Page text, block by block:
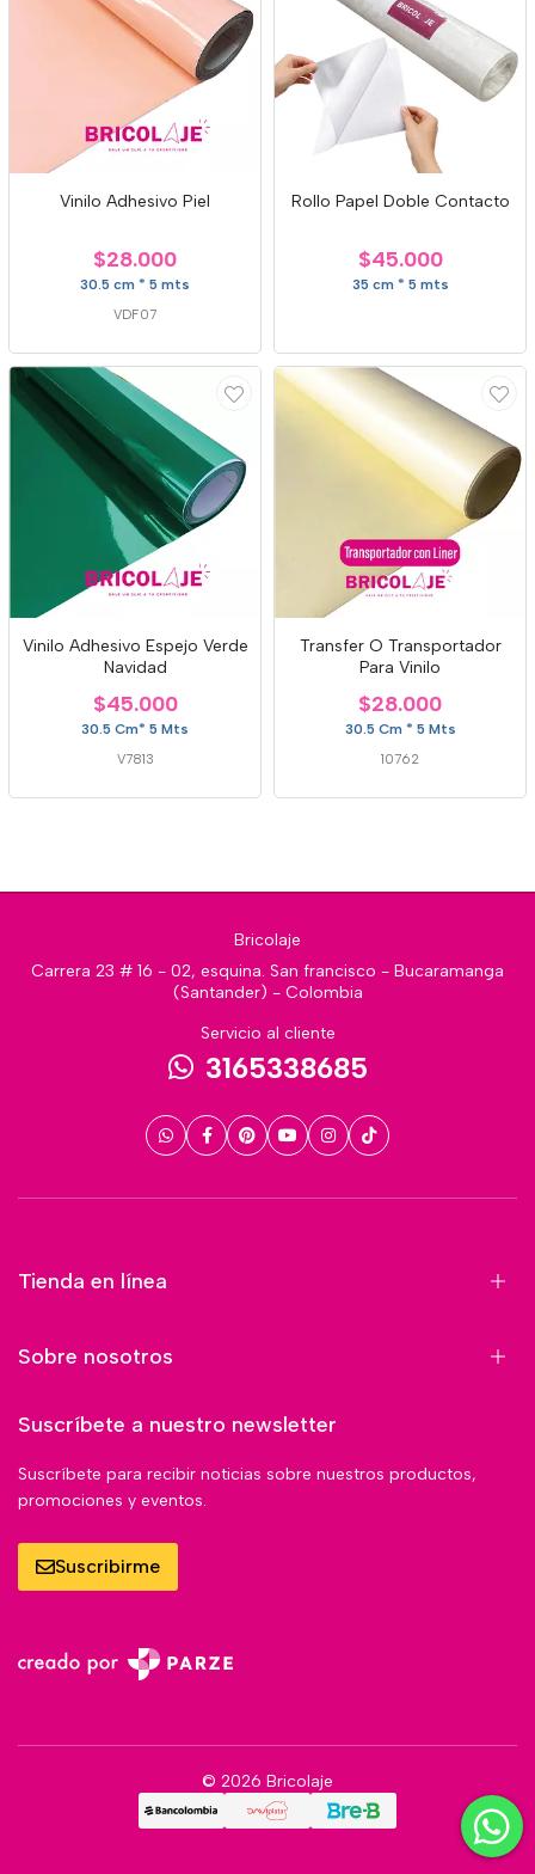
Vinilo Adhesivo Piel
$28.000
30.5 cm * 5 mts
VDF07
Rollo Papel Doble Contacto
$45.000
35 cm * 5 mts
Vinilo Adhesivo Espejo Verde
Navidad
$45.000
30.5 Cm* 5 Mts
V7813
Transfer O Transportador
Para Vinilo
$28.000
30.5 Cm * 5 Mts
10762
Bricolaje
Carrera 23 # 16 - 02, esquina. San francisco - Bucaramanga
(Santander) - Colombia
Servicio al cliente
3165338685
Tienda en línea
Sobre nosotros
Suscríbete a nuestro newsletter
Suscríbete para recibir noticias sobre nuestros productos,
promociones y eventos.
Suscribirme
© 2026 Bricolaje